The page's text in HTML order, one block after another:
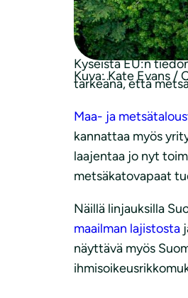
Kuva: Kate Evans /
ehdottaa lisätoimia
neuvostossa, jonka
Kyseistä EU:n
tärkeänä, että
Maa- ja
kannattaa myös
laajentaa jo nyt
metsäkatovapaat
Näillä linjauksilla
maailman lajistosta
näyttävä myös